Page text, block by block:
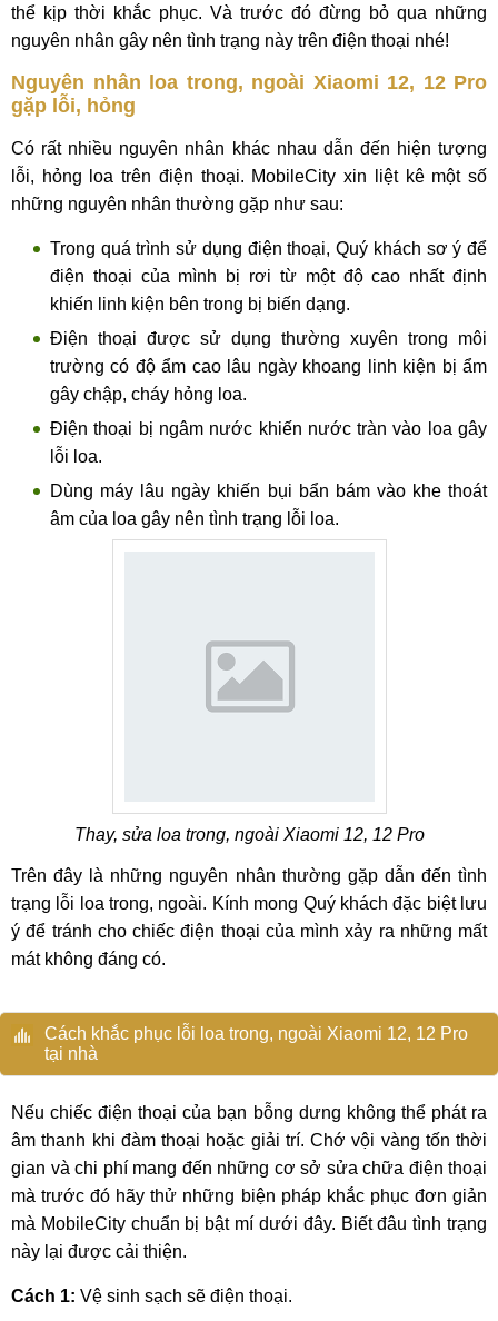
thể kịp thời khắc phục. Và trước đó đừng bỏ qua những
nguyên nhân gây nên tình trạng này trên điện thoại nhé!
Nguyên nhân loa trong, ngoài Xiaomi 12, 12 Pro
gặp lỗi, hỏng
Có rất nhiều nguyên nhân khác nhau dẫn đến hiện tượng
lỗi, hỏng loa trên điện thoại. MobileCity xin liệt kê một số
những nguyên nhân thường gặp như sau:
Trong quá trình sử dụng điện thoại, Quý khách sơ ý để
điện thoại của mình bị rơi từ một độ cao nhất định
khiến linh kiện bên trong bị biến dạng.
Điện thoại được sử dụng thường xuyên trong môi
trường có độ ẩm cao lâu ngày khoang linh kiện bị ẩm
gây chập, cháy hỏng loa.
Điện thoại bị ngâm nước khiến nước tràn vào loa gây
lỗi loa.
Dùng máy lâu ngày khiến bụi bẩn bám vào khe thoát
âm của loa gây nên tình trạng lỗi loa.
Thay, sửa loa trong, ngoài Xiaomi 12, 12 Pro
Trên đây là những nguyên nhân thường gặp dẫn đến tình
trạng lỗi loa trong, ngoài. Kính mong Quý khách đặc biệt lưu
ý để tránh cho chiếc điện thoại của mình xảy ra những mất
mát không đáng có.
Cách khắc phục lỗi loa trong, ngoài Xiaomi 12, 12 Pro
tại nhà
Nếu chiếc điện thoại của bạn bỗng dưng không thể phát ra
âm thanh khi đàm thoại hoặc giải trí. Chớ vội vàng tốn thời
gian và chi phí mang đến những cơ sở sửa chữa điện thoại
mà trước đó hãy thử những biện pháp khắc phục đơn giản
mà MobileCity chuẩn bị bật mí dưới đây. Biết đâu tình trạng
này lại được cải thiện.
Cách 1: Vệ sinh sạch sẽ điện thoại.